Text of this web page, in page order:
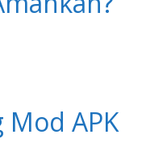
APK